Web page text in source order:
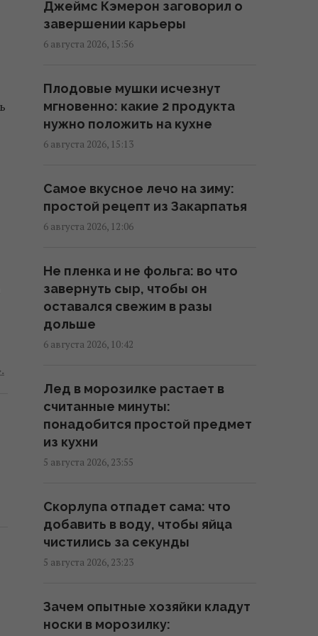
Встреча с "ведьмой" изменила
сцены
18:42 четверг, 06 августа 2026
Кропивницкий изначально
17:15 четверг, 06 августа 2026
популярные
достопримечательности будут
работать дольше: новый
график
17:13 четверг, 06 августа 2026
7 августа: церковный праздник
сегодня, кому нельзя много
работать в этот день
17:10 четверг, 06 августа 2026
систему: диетологи назвали
продукт №1 по содержанию
кальция
16:54 четверг, 06 августа 2026
В Италии из-за жары
достопримечательности будут
Джеймс Кэмерон заговорил о
завершении карьеры
6 августа 2026, 15:56
Плодовые мушки исчезнут
мгновенно: какие 2 продукта
нужно положить на кухне
6 августа 2026, 15:13
Самое вкусное лечо на зиму:
простой рецепт из Закарпатья
6 августа 2026, 12:06
Не пленка и не фольга: во что
завернуть сыр, чтобы он
оставался свежим в разы
дольше
6 августа 2026, 10:42
Лед в морозилке растает в
считанные минуты:
понадобится простой предмет
из кухни
5 августа 2026, 23:55
Скорлупа отпадет сама: что
добавить в воду, чтобы яйца
чистились за секунды
5 августа 2026, 23:23
Зачем опытные хозяйки кладут
носки в морозилку: